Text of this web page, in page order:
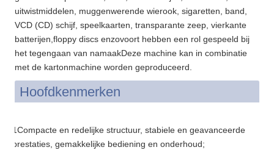
uitwistmiddelen, muggenwerende wierook, sigaretten, band,
VCD (CD) schijf, speelkaarten, transparante zeep, vierkante
batterijen,floppy discs enzovoort hebben een rol gespeeld bij
het tegengaan van namaakDeze machine kan in combinatie
met de kartonmachine worden geproduceerd.
Hoofdkenmerken
1Compacte en redelijke structuur, stabiele en geavanceerde
prestaties, gemakkelijke bediening en onderhoud;